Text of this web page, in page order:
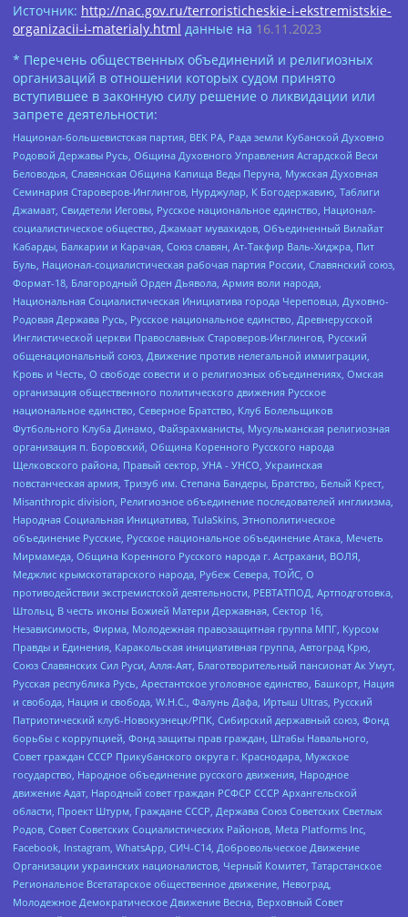
Источник: http://nac.gov.ru/terroristicheskie-i-ekstremistskie-
organizacii-i-materialy.html данные на 16.11.2023
* Перечень общественных объединений и религиозных
организаций в отношении которых судом принято
вступившее в законную силу решение о ликвидации или
запрете деятельности:
Национал-большевистская партия, ВЕК РА, Рада земли Кубанской Духовно
Родовой Державы Русь, Община Духовного Управления Асгардской Веси
Беловодья, Славянская Община Капища Веды Перуна, Мужская Духовная
Семинария Староверов-Инглингов, Нурджулар, К Богодержавию, Таблиги
Джамаат, Свидетели Иеговы, Русское национальное единство, Национал-
социалистическое общество, Джамаат мувахидов, Объединенный Вилайат
Кабарды, Балкарии и Карачая, Союз славян, Ат-Такфир Валь-Хиджра, Пит
Буль, Национал-социалистическая рабочая партия России, Славянский союз,
Формат-18, Благородный Орден Дьявола, Армия воли народа,
Национальная Социалистическая Инициатива города Череповца, Духовно-
Родовая Держава Русь, Русское национальное единство, Древнерусской
Инглистической церкви Православных Староверов-Инглингов, Русский
общенациональный союз, Движение против нелегальной иммиграции,
Кровь и Честь, О свободе совести и о религиозных объединениях, Омская
организация общественного политического движения Русское
национальное единство, Северное Братство, Клуб Болельщиков
Футбольного Клуба Динамо, Файзрахманисты, Мусульманская религиозная
организация п. Боровский, Община Коренного Русского народа
Щелковского района, Правый сектор, УНА - УНСО, Украинская
повстанческая армия, Тризуб им. Степана Бандеры, Братство, Белый Крест,
Misanthropic division, Религиозное объединение последователей инглиизма,
Народная Социальная Инициатива, TulaSkins, Этнополитическое
объединение Русские, Русское национальное объединение Атака, Мечеть
Мирмамеда, Община Коренного Русского народа г. Астрахани, ВОЛЯ,
Меджлис крымскотатарского народа, Рубеж Севера, ТОЙС, О
противодействии экстремистской деятельности, РЕВТАТПОД, Артподготовка,
Штольц, В честь иконы Божией Матери Державная, Сектор 16,
Независимость, Фирма, Молодежная правозащитная группа МПГ, Курсом
Правды и Единения, Каракольская инициативная группа, Автоград Крю,
Союз Славянских Сил Руси, Алля-Аят, Благотворительный пансионат Ак Умут,
Русская республика Русь, Арестантское уголовное единство, Башкорт, Нация
и свобода, Нация и свобода, W.H.С., Фалунь Дафа, Иртыш Ultras, Русский
Патриотический клуб-Новокузнецк/РПК, Сибирский державный союз, Фонд
борьбы с коррупцией, Фонд защиты прав граждан, Штабы Навального,
Совет граждан СССР Прикубанского округа г. Краснодара, Мужское
государство, Народное объединение русского движения, Народное
движение Адат, Народный совет граждан РСФСР СССР Архангельской
области, Проект Штурм, Граждане СССР, Держава Союз Советских Светлых
Родов, Совет Советских Социалистических Районов, Meta Platforms Inc,
Facebook, Instagram, WhatsApp, СИЧ-С14, Добровольческое Движение
Организации украинских националистов, Черный Комитет, Татарстанское
Региональное Всетатарское общественное движение, Невоград,
Молодежное Демократическое Движение Весна, Верховный Совет